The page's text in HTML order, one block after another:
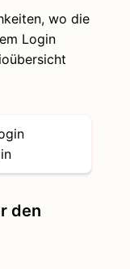
wo die
Login
den